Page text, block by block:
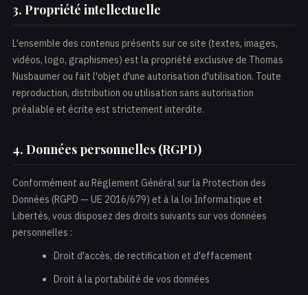
3. Propriété intellectuelle
L'ensemble des contenus présents sur ce site (textes, images,
vidéos, logo, graphismes) est la propriété exclusive de Thomas
Nusbaumer ou fait l'objet d'une autorisation d'utilisation. Toute
reproduction, distribution ou utilisation sans autorisation
préalable et écrite est strictement interdite.
4. Données personnelles (RGPD)
Conformément au Règlement Général sur la Protection des
Données (RGPD — UE 2016/679) et à la loi Informatique et
Libertés, vous disposez des droits suivants sur vos données
personnelles :
Droit d'accès, de rectification et d'effacement
Droit à la portabilité de vos données